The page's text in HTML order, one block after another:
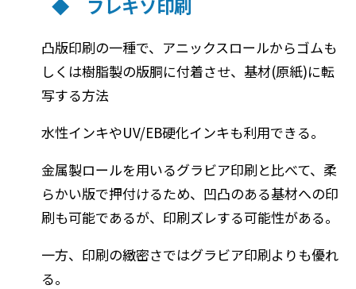
◆ フレキソ印刷
凸版印刷の一種で、アニックスロールからゴムも
しくは樹脂製の版胴に付着させ、基材(原紙)に転
写する方法
水性インキやUV/EB硬化インキも利用できる。
金属製ロールを用いるグラビア印刷と比べて、柔
らかい版で押付けるため、凹凸のある基材への印
刷も可能であるが、印刷ズレする可能性がある。
一方、印刷の緻密さではグラビア印刷よりも優れ
る。